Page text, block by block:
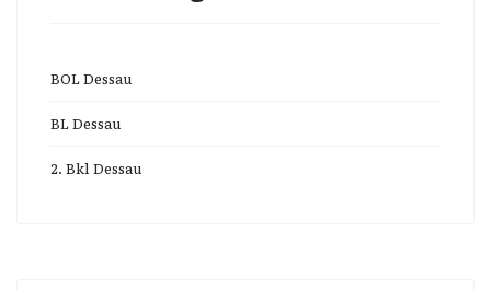
BOL Dessau
BL Dessau
2. Bkl Dessau